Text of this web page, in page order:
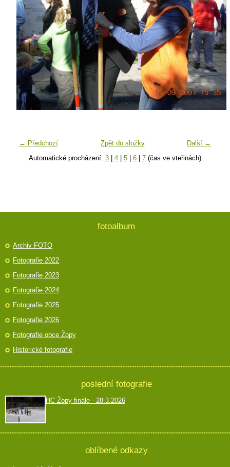
← Předchozí Další →
Zpět do složky
Automatické procházení: 3 | 4 | 5 | 6 | 7 (čas ve vteřinách)
fotoalbum
Archiv FOTO
Fotografie 2022
Fotografie 2023
Fotografie 2024
Fotografie 2025
Fotografie 2026
Fotografie obce Žopy
Historické fotografie
poslední fotografie
HC Žopy finále - 28.3.2026
oblíbené odkazy